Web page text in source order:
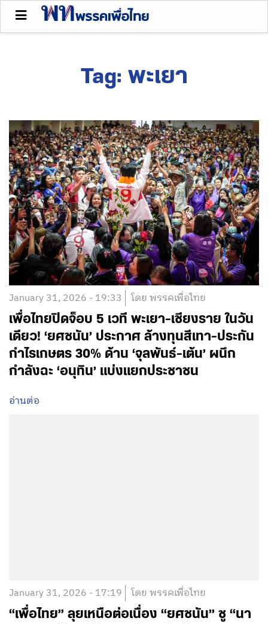
Tag: พะเยา
January 31, 2026 - 19:33 โดย พรรคเพื่อไทย
เพื่อไทยปิดจ็อบ 5 เวที พะเยา-เชียงราย ในวัน
เดียว! ‘ยศชนัน’ ประกาศ ล้างทุนสีเทา-ประกัน
กำไรเกษตร 30% ด้าน ‘จุลพันธ์-เต้น’ ผนึก
กำลังฉะ ‘อนุทิน’ แบ่งแยกประชาชน
อ่านต่อ
January 31, 2026 - 17:19 โดย พรรคเพื่อไทย
“เพื่อไทย” ลุยเหนือต่อเนื่อง “ยศชนัน” ชู “นา